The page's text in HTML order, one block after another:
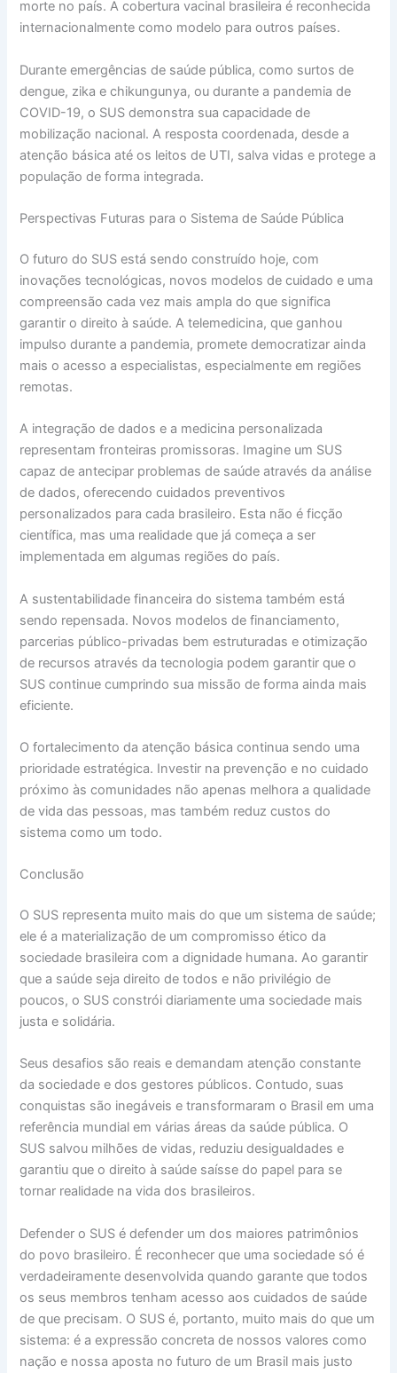
morte no país. A cobertura vacinal brasileira é reconhecida
internacionalmente como modelo para outros países.
Durante emergências de saúde pública, como surtos de
dengue, zika e chikungunya, ou durante a pandemia de
COVID-19, o SUS demonstra sua capacidade de
mobilização nacional. A resposta coordenada, desde a
atenção básica até os leitos de UTI, salva vidas e protege a
população de forma integrada.
Perspectivas Futuras para o Sistema de Saúde Pública
O futuro do SUS está sendo construído hoje, com
inovações tecnológicas, novos modelos de cuidado e uma
compreensão cada vez mais ampla do que significa
garantir o direito à saúde. A telemedicina, que ganhou
impulso durante a pandemia, promete democratizar ainda
mais o acesso a especialistas, especialmente em regiões
remotas.
A integração de dados e a medicina personalizada
representam fronteiras promissoras. Imagine um SUS
capaz de antecipar problemas de saúde através da análise
de dados, oferecendo cuidados preventivos
personalizados para cada brasileiro. Esta não é ficção
científica, mas uma realidade que já começa a ser
implementada em algumas regiões do país.
A sustentabilidade financeira do sistema também está
sendo repensada. Novos modelos de financiamento,
parcerias público-privadas bem estruturadas e otimização
de recursos através da tecnologia podem garantir que o
SUS continue cumprindo sua missão de forma ainda mais
eficiente.
O fortalecimento da atenção básica continua sendo uma
prioridade estratégica. Investir na prevenção e no cuidado
próximo às comunidades não apenas melhora a qualidade
de vida das pessoas, mas também reduz custos do
sistema como um todo.
Conclusão
O SUS representa muito mais do que um sistema de saúde;
ele é a materialização de um compromisso ético da
sociedade brasileira com a dignidade humana. Ao garantir
que a saúde seja direito de todos e não privilégio de
poucos, o SUS constrói diariamente uma sociedade mais
justa e solidária.
Seus desafios são reais e demandam atenção constante
da sociedade e dos gestores públicos. Contudo, suas
conquistas são inegáveis e transformaram o Brasil em uma
referência mundial em várias áreas da saúde pública. O
SUS salvou milhões de vidas, reduziu desigualdades e
garantiu que o direito à saúde saísse do papel para se
tornar realidade na vida dos brasileiros.
Defender o SUS é defender um dos maiores patrimônios
do povo brasileiro. É reconhecer que uma sociedade só é
verdadeiramente desenvolvida quando garante que todos
os seus membros tenham acesso aos cuidados de saúde
de que precisam. O SUS é, portanto, muito mais do que um
sistema: é a expressão concreta de nossos valores como
nação e nossa aposta no futuro de um Brasil mais justo